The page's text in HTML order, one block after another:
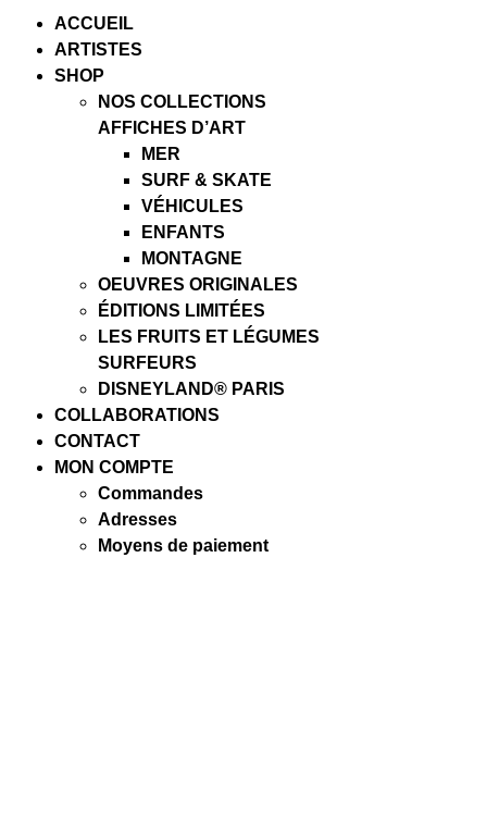
ACCUEIL
ARTISTES
SHOP
NOS COLLECTIONS
AFFICHES D’ART
MER
SURF & SKATE
VÉHICULES
ENFANTS
MONTAGNE
OEUVRES ORIGINALES
ÉDITIONS LIMITÉES
LES FRUITS ET LÉGUMES
SURFEURS
DISNEYLAND® PARIS
COLLABORATIONS
CONTACT
MON COMPTE
Commandes
Adresses
Moyens de paiement